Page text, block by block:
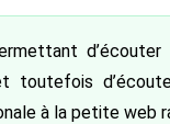
toutefois
à la petite web